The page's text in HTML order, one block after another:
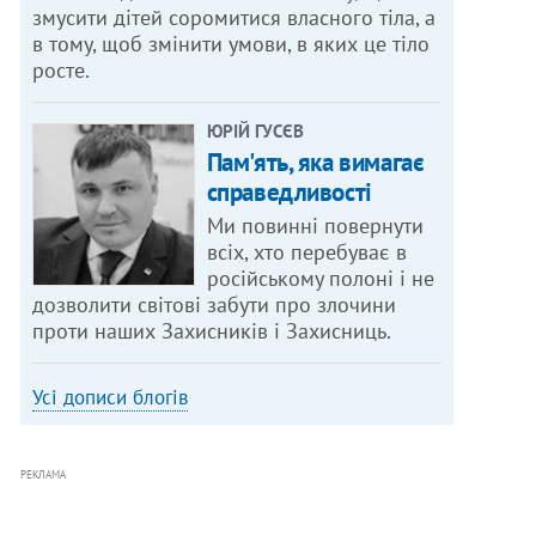
змусити дітей соромитися власного тіла, а
в тому, щоб змінити умови, в яких це тіло
росте.
ЮРІЙ ГУСЄВ
Пам'ять, яка вимагає
справедливості
Ми повинні повернути
всіх, хто перебуває в
російському полоні і не
дозволити світові забути про злочини
проти наших Захисників і Захисниць.
Усі дописи блогів
РЕКЛАМА